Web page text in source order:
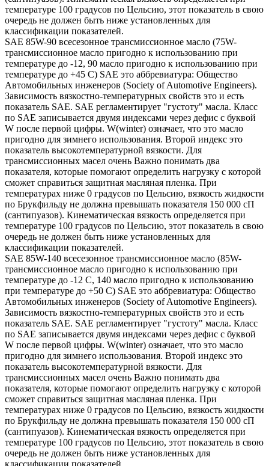
температуре 100 градусов по Цельсию, этот показатель в свою
очередь не должен быть ниже установленных для
классификации показателей.
SAE 85W-90 всесезонное трансмиссионное масло (75W-
трансмиссионное масло пригодно к использованию при
температуре до -12, 90 масло пригодно к использованию при
температуре до +45 С) SAE это аббревиатура: Общество
Автомобильных инженеров (Society of Automotive Engineers).
Зависимость вязкостно-температурных свойств это и есть
показатель SAE. SAE регламентирует "густоту" масла. Класс
по SAE записывается двумя индексами через дефис с буквой
W после первой цифры. W(winter) означает, что это масло
пригодно для зимнего использования. Второй индекс это
показатель высокотемпературной вязкости. Для
трансмиссионных масел очень Важно понимать два
показателя, которые помогают определить нагрузку с которой
сможет справиться защитная масляная пленка. При
температурах ниже 0 градусов по Цельсию, вязкость жидкости
по Брукфильду не должна превышать показателя 150 000 сП
(сантипуазов). Кинематическая вязкость определяется при
температуре 100 градусов по Цельсию, этот показатель в свою
очередь не должен быть ниже установленных для
классификации показателей.
SAE 85W-140 всесезонное трансмиссионное масло (85W-
трансмиссионное масло пригодно к использованию при
температуре до -12 С, 140 масло пригодно к использованию
при температуре до +50 С) SAE это аббревиатура: Общество
Автомобильных инженеров (Society of Automotive Engineers).
Зависимость вязкостно-температурных свойств это и есть
показатель SAE. SAE регламентирует "густоту" масла. Класс
по SAE записывается двумя индексами через дефис с буквой
W после первой цифры. W(winter) означает, что это масло
пригодно для зимнего использования. Второй индекс это
показатель высокотемпературной вязкости. Для
трансмиссионных масел очень Важно понимать два
показателя, которые помогают определить нагрузку с которой
сможет справиться защитная масляная пленка. При
температурах ниже 0 градусов по Цельсию, вязкость жидкости
по Брукфильду не должна превышать показателя 150 000 сП
(сантипуазов). Кинематическая вязкость определяется при
температуре 100 градусов по Цельсию, этот показатель в свою
очередь не должен быть ниже установленных для